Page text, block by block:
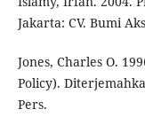
Jakarta: CV. Bumi
Jones, Charles O.
Policy).
Pers.